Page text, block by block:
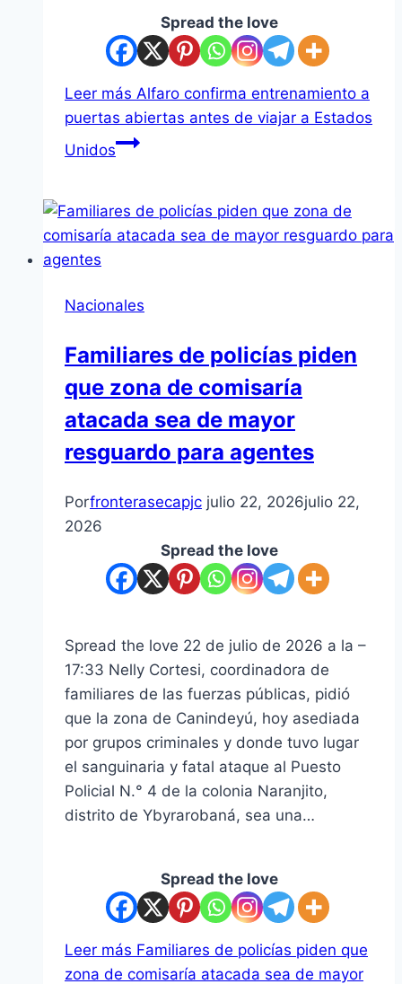
Spread the love
Leer más Alfaro confirma entrenamiento a
puertas abiertas antes de viajar a Estados
Unidos
Nacionales
Familiares de policías piden
que zona de comisaría
atacada sea de mayor
resguardo para agentes
Porfronterasecapjc julio 22, 2026julio 22,
2026
Spread the love
Spread the love 22 de julio de 2026 a la –
17:33 Nelly Cortesi, coordinadora de
familiares de las fuerzas públicas, pidió
que la zona de Canindeyú, hoy asediada
por grupos criminales y donde tuvo lugar
el sanguinaria y fatal ataque al Puesto
Policial N.° 4 de la colonia Naranjito,
distrito de Ybyrarobaná, sea una…
Spread the love
Leer más Familiares de policías piden que
zona de comisaría atacada sea de mayor